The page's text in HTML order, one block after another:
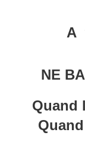
A
NE
Quand